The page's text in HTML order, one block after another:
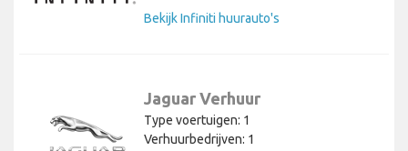
Bekijk Infiniti huurauto's
Jaguar Verhuur
Type voertuigen: 1
Verhuurbedrijven: 1